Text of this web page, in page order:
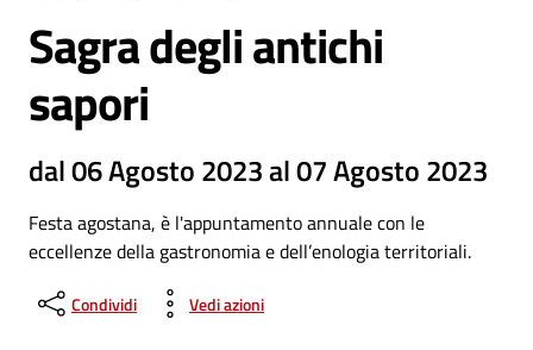
Sagra degli antichi
sapori
dal 06 Agosto 2023 al 07 Agosto 2023
Festa agostana, è l'appuntamento annuale con le
eccellenze della gastronomia e dell’enologia territoriali.
Condividi Vedi azioni